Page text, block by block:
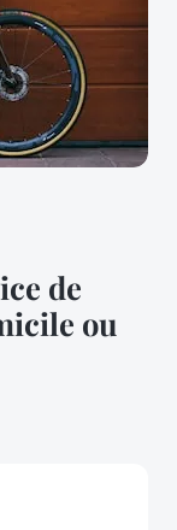
de
ou